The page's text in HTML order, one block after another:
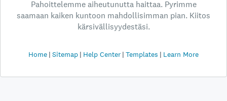
Pahoittelemme aiheutunutta haittaa. Pyrimme
saamaan kaiken kuntoon mahdollisimman pian. Kiitos
kärsivällisyydestäsi.
Home Sitemap Help Center Templates Learn More